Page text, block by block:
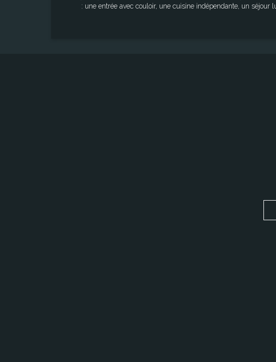
: une entrée avec couloir, une cuisine indépendante, un séjour
famille nombreuse, un projet locatif (Airbnb ou location